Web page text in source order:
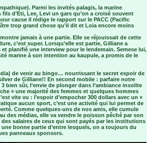
Parmi les invités palagis, la marine
d’Eti, Lee, Levi un gars qu’on a croisé souvent
cause il rédige le rapport sur le PACC (Pacific
trop grand chose qu’il dit et Loia encore moins
jamais à une partie. Elle se réjouissait de cette
c’est super. Lorsqu’elle est partie, Gilliane a
planifié une interview pour le lendemain. Semese lui,
marine à son intention au kaupule, a promis de le
de venir au bingo… nourrissant le secret espoir de
de Gilliane!! En second mobile : parfaire notre
bien sûr, l’envie de plonger dans l’ambiance insolite
» une majorité des femmes et quelques hommes
vite vu : l’espoir d’empocher 300 dollars avec un «
aucun sport, c’est une activité qui lui permet de
Comme quelques-uns de nos amis, elle cumule
des médias, elle va vendre le poisson pêché par son
salaires de ceux qui sont payés par les institutions
bonne partie d’entre lesquels, on a toujours du
panneaux sponsors.